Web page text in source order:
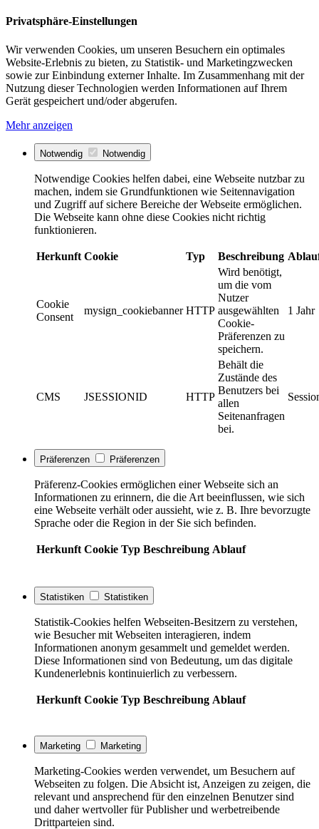
Privatsphäre-Einstellungen
Wir verwenden Cookies, um unseren Besuchern ein optimales
Website-Erlebnis zu bieten, zu Statistik- und Marketingzwecken
sowie zur Einbindung externer Inhalte. Im Zusammenhang mit der
Nutzung dieser Technologien werden Informationen auf Ihrem
Gerät gespeichert und/oder abgerufen.
Mehr anzeigen
Notwendig Notwendig
Notwendige Cookies helfen dabei, eine Webseite nutzbar zu
machen, indem sie Grundfunktionen wie Seitennavigation
und Zugriff auf sichere Bereiche der Webseite ermöglichen.
Die Webseite kann ohne diese Cookies nicht richtig
funktionieren.
Herkunft Cookie Typ Beschreibung
Cookie
Consent
mysign_cookiebanner HTTP
Wird benötigt,
um die vom
Nutzer
ausgewählten
Cookie-
Präferenzen zu
speichern.
1 Jahr
CMS JSESSIONID HTTP
Behält die
Zustände des
Benutzers bei
allen
Seitenanfragen
bei.
Präferenzen Präferenzen
Präferenz-Cookies ermöglichen einer Webseite sich an
Informationen zu erinnern, die die Art beeinflussen, wie sich
eine Webseite verhält oder aussieht, wie z. B. Ihre bevorzugte
Sprache oder die Region in der Sie sich befinden.
Herkunft Cookie Typ Beschreibung Ablauf
Statistiken Statistiken
Statistik-Cookies helfen Webseiten-Besitzern zu verstehen,
wie Besucher mit Webseiten interagieren, indem
Informationen anonym gesammelt und gemeldet werden.
Diese Informationen sind von Bedeutung, um das digitale
Kundenerlebnis kontinuierlich zu verbessern.
Herkunft Cookie Typ Beschreibung Ablauf
Marketing Marketing
Marketing-Cookies werden verwendet, um Besuchern auf
Webseiten zu folgen. Die Absicht ist, Anzeigen zu zeigen, die
relevant und ansprechend für den einzelnen Benutzer sind
und daher wertvoller für Publisher und werbetreibende
Drittparteien sind.